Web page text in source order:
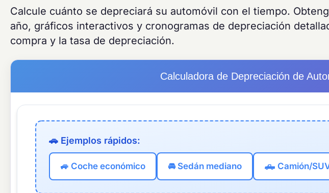
Calcule cuánto se depreciará su automóvil con el tiempo.
año, gráficos interactivos y cronogramas de depreciación
compra y la tasa de depreciación.
Calculadora de Depreciación de
🚗 Ejemplos rápidos:
🚙 Coche económico 🚘 Sedán mediano 🛻 Camión/